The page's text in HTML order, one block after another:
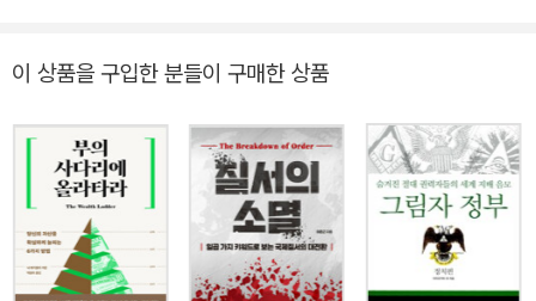
돈의 미래에 관해 명쾌하고도 흥미로운 지적 여정의 길로 독자들을
의 비밀을 밝혔다. 똑같은 돈을 벌어도 어떤 사람은 부자가 되고, 어떤
사람은 평범하게 산다. 이 책은 이런 차이가 아주 작은 생각의 차이에
서 비롯한다는 것을 역사적 사례와 경제학, 심리학을 넘나들며 증명
한다. 보험, 소비 습관부터 주식, 부동산, 노후 대비까지 돈을 벌고, 모
으고, 지키는 가장 현명한 방법을 제시한다. 당신이 얼마를 벌든, 세상
이 어떻게 바뀌든 당신을 부자로 만들어줄 것이다. [출판사 리뷰] 20
년간 투자가, 은행가, 경제 전문 기자, 경제학 교수로 활동한 독일 최
이 상품을 구입한 분들이 구매한 상품